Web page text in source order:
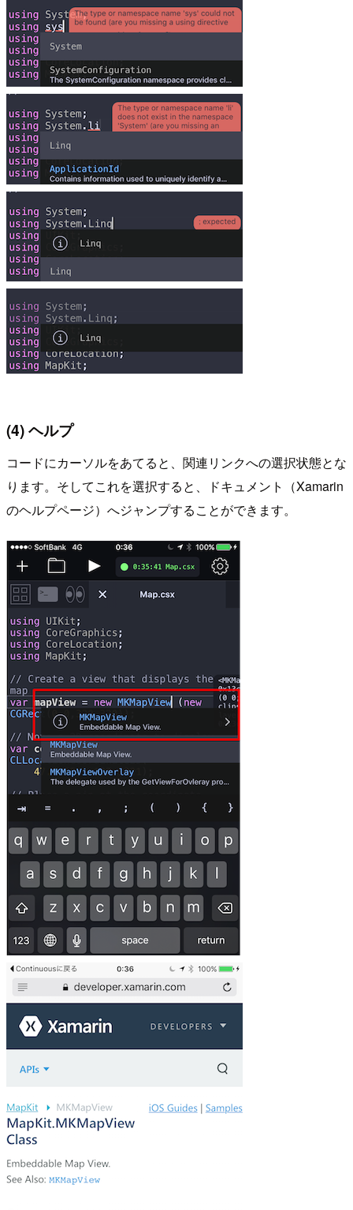
(4) ヘルプ
コードにカーソルをあてると、関連リンクへの選択状態とな
ります。そしてこれを選択すると、ドキュメント（Xamarin
のヘルプページ）へジャンプすることができます。